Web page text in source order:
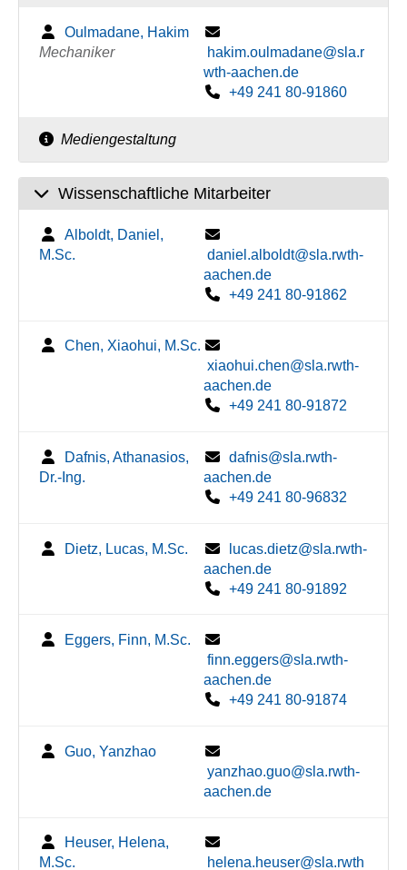
Oulmadane, Hakim
Mechaniker
hakim.oulmadane@sla.r
wth-aachen.de
+49 241 80-91860
Mediengestaltung
Wissenschaftliche Mitarbeiter
Alboldt, Daniel,
M.Sc.
daniel.alboldt@sla.rwth-
aachen.de
+49 241 80-91862
Chen, Xiaohui, M.Sc.
xiaohui.chen@sla.rwth-
aachen.de
+49 241 80-91872
Dafnis, Athanasios,
Dr.-Ing.
dafnis@sla.rwth-
aachen.de
+49 241 80-96832
Dietz, Lucas, M.Sc.
lucas.dietz@sla.rwth-
aachen.de
+49 241 80-91892
Eggers, Finn, M.Sc.
finn.eggers@sla.rwth-
aachen.de
+49 241 80-91874
Guo, Yanzhao
yanzhao.guo@sla.rwth-
aachen.de
Heuser, Helena,
M.Sc.
helena.heuser@sla.rwth